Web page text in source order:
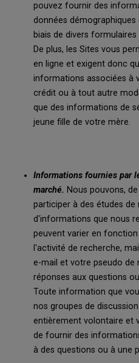
pouvez fournir des
données
biais de divers
De plus, les Sites vous
en ligne et exigent donc
informations associées à
crédit ou à tout autre
que des informations de
jeune fille de votre mère.
Informations fournies par
marché. Nous pouvons,
participer à des études de
d'informations que nous
peuvent varier en
l'activité de recherche,
e-mail et votre pseudo de
réponses aux questions
Toute information que
nos groupes de
entièrement volontaire et
de fournir des
à des questions ou à une